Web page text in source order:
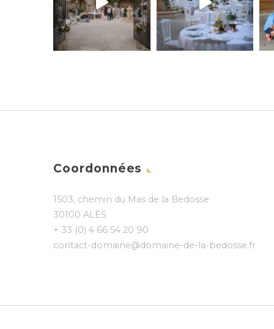
Coordonnées
1503, chemin du Mas de la Bedosse
30100 ALÈS
+ 33 (0) 4 66 54 20 90
contact-domaine@domaine-de-la-bedosse.fr